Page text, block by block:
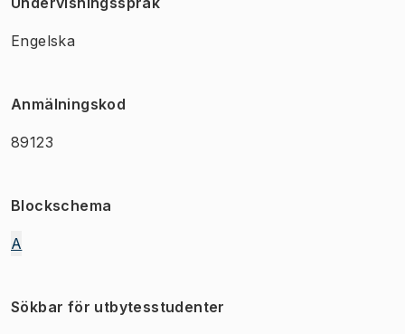
Engelska
Anmälningskod
89123
Blockschema
A
Sökbar för utbytesstudenter